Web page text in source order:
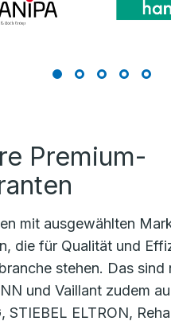
Premium-
mit ausgewählten
die für Qualität und
stehen. Das sind
und Vaillant zudem
STIEBEL ELTRON,